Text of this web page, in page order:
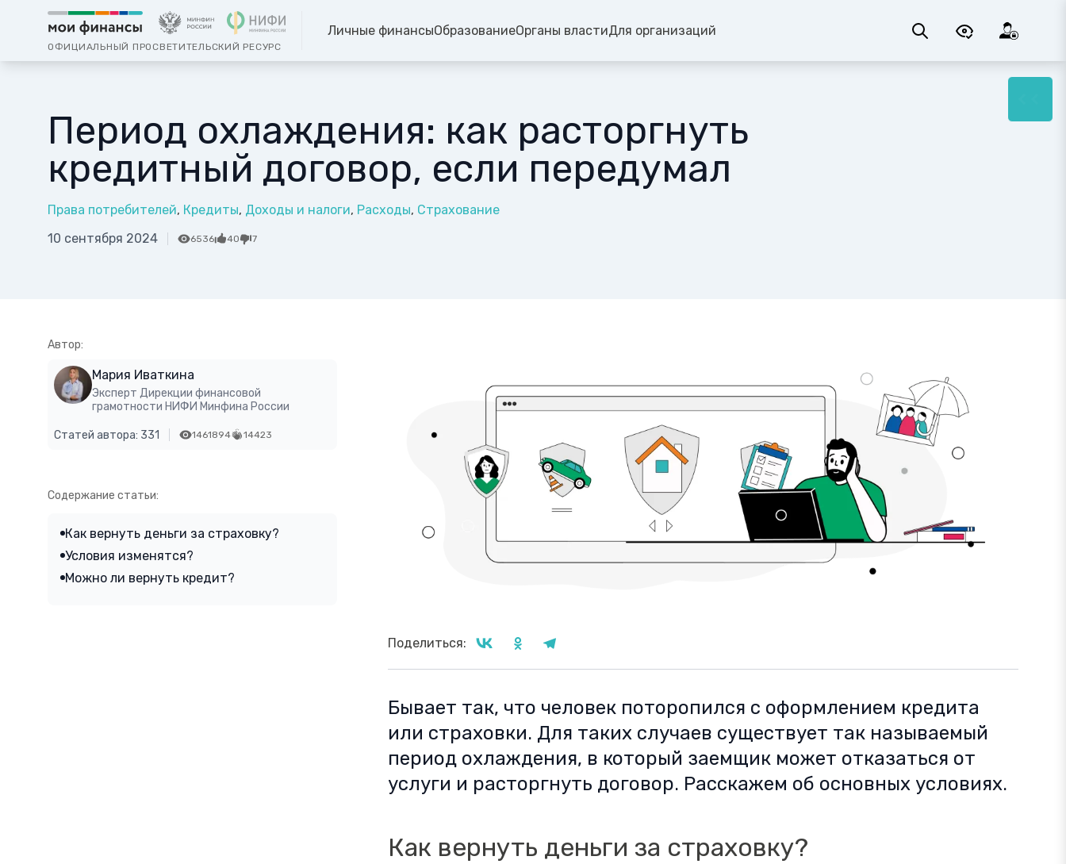
ОФИЦИАЛЬНЫЙ ПРОСВЕТИТЕЛЬСКИЙ РЕСУРС
Личные финансыОбразованиеОрганы властиДля организаций
Период охлаждения: как расторгнуть
кредитный договор, если передумал
Права потребителей Кредиты Доходы и налоги Расходы Страхование
10 сентября 2024
6536 40 7
Автор:
Мария Иваткина
Эксперт Дирекции финансовой
грамотности НИФИ Минфина России
Статей автора: 331 1461894 14423
Содержание статьи:
Как вернуть деньги за страховку?
Условия изменятся?
Можно ли вернуть кредит?
Поделиться:
Бывает так, что человек поторопился с оформлением кредита
или страховки. Для таких случаев существует так называемый
период охлаждения, в который заемщик может отказаться от
услуги и расторгнуть договор. Расскажем об основных условиях.
Как вернуть деньги за страховку?